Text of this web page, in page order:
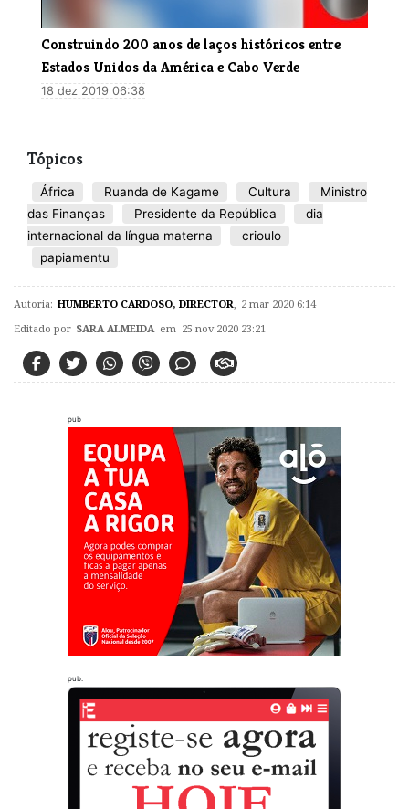
Construindo 200 anos de laços históricos entre
Estados Unidos da América e Cabo Verde
18 dez 2019 06:38
Tópicos
África Ruanda de Kagame Cultura
Ministro
das Finanças
Presidente da República
dia
internacional da língua materna
crioulo
papiamentu
Autoria: HUMBERTO CARDOSO, DIRECTOR
2 mar 2020 6:14
Editado por SARA ALMEIDA em 25 nov 2020 23:21
pub
pub.